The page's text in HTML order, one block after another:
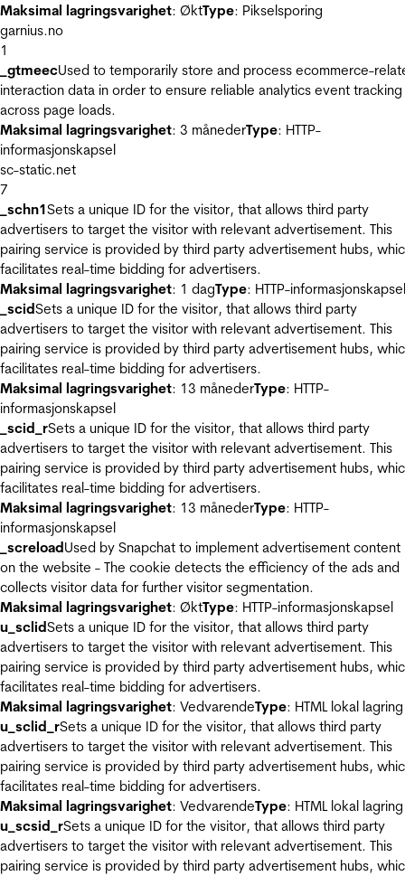
Maksimal lagringsvarighet: ØktType: Pikselsporing
garnius.no
1
_gtmeecUsed to temporarily store and process ecommerce-
interaction data in order to ensure reliable analytics event tracking
across page loads.
Maksimal lagringsvarighet: 3 månederType: HTTP-
informasjonskapsel
sc-static.net
7
_schn1Sets a unique ID for the visitor, that allows third party
advertisers to target the visitor with relevant advertisement. This
pairing service is provided by third party advertisement hubs,
facilitates real-time bidding for advertisers.
Maksimal lagringsvarighet: 1 dagType: HTTP-informasjonskapsel
_scidSets a unique ID for the visitor, that allows third party
advertisers to target the visitor with relevant advertisement. This
pairing service is provided by third party advertisement hubs,
facilitates real-time bidding for advertisers.
Maksimal lagringsvarighet: 13 månederType: HTTP-
informasjonskapsel
_scid_rSets a unique ID for the visitor, that allows third party
advertisers to target the visitor with relevant advertisement. This
pairing service is provided by third party advertisement hubs,
facilitates real-time bidding for advertisers.
Maksimal lagringsvarighet: 13 månederType: HTTP-
informasjonskapsel
_screloadUsed by Snapchat to implement advertisement content
on the website - The cookie detects the efficiency of the ads and
collects visitor data for further visitor segmentation.
Maksimal lagringsvarighet: ØktType: HTTP-informasjonskapsel
u_sclidSets a unique ID for the visitor, that allows third party
advertisers to target the visitor with relevant advertisement. This
pairing service is provided by third party advertisement hubs,
facilitates real-time bidding for advertisers.
Maksimal lagringsvarighet: VedvarendeType: HTML lokal lagring
u_sclid_rSets a unique ID for the visitor, that allows third party
advertisers to target the visitor with relevant advertisement. This
pairing service is provided by third party advertisement hubs,
facilitates real-time bidding for advertisers.
Maksimal lagringsvarighet: VedvarendeType: HTML lokal lagring
u_scsid_rSets a unique ID for the visitor, that allows third party
advertisers to target the visitor with relevant advertisement. This
pairing service is provided by third party advertisement hubs,